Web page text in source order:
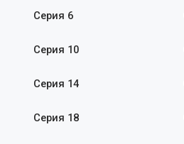
Серия 6
Серия 10
Серия 14
Серия 18